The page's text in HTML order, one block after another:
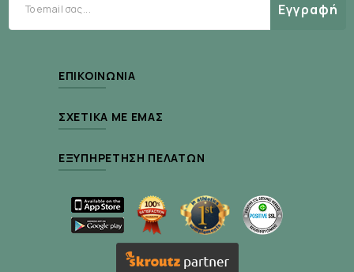
Εγγραφή
ΕΠΙΚΟΙΝΩΝΊΑ
ΣΧΕΤΙΚΆ ΜΕ ΕΜΆΣ
ΕΞΥΠΗΡΈΤΗΣΗ ΠΕΛΑΤΏΝ